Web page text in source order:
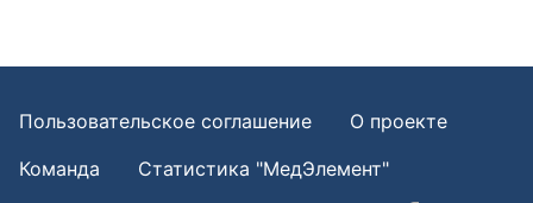
Пользовательское соглашение
О проекте
Команда
Статистика "МедЭлемент"